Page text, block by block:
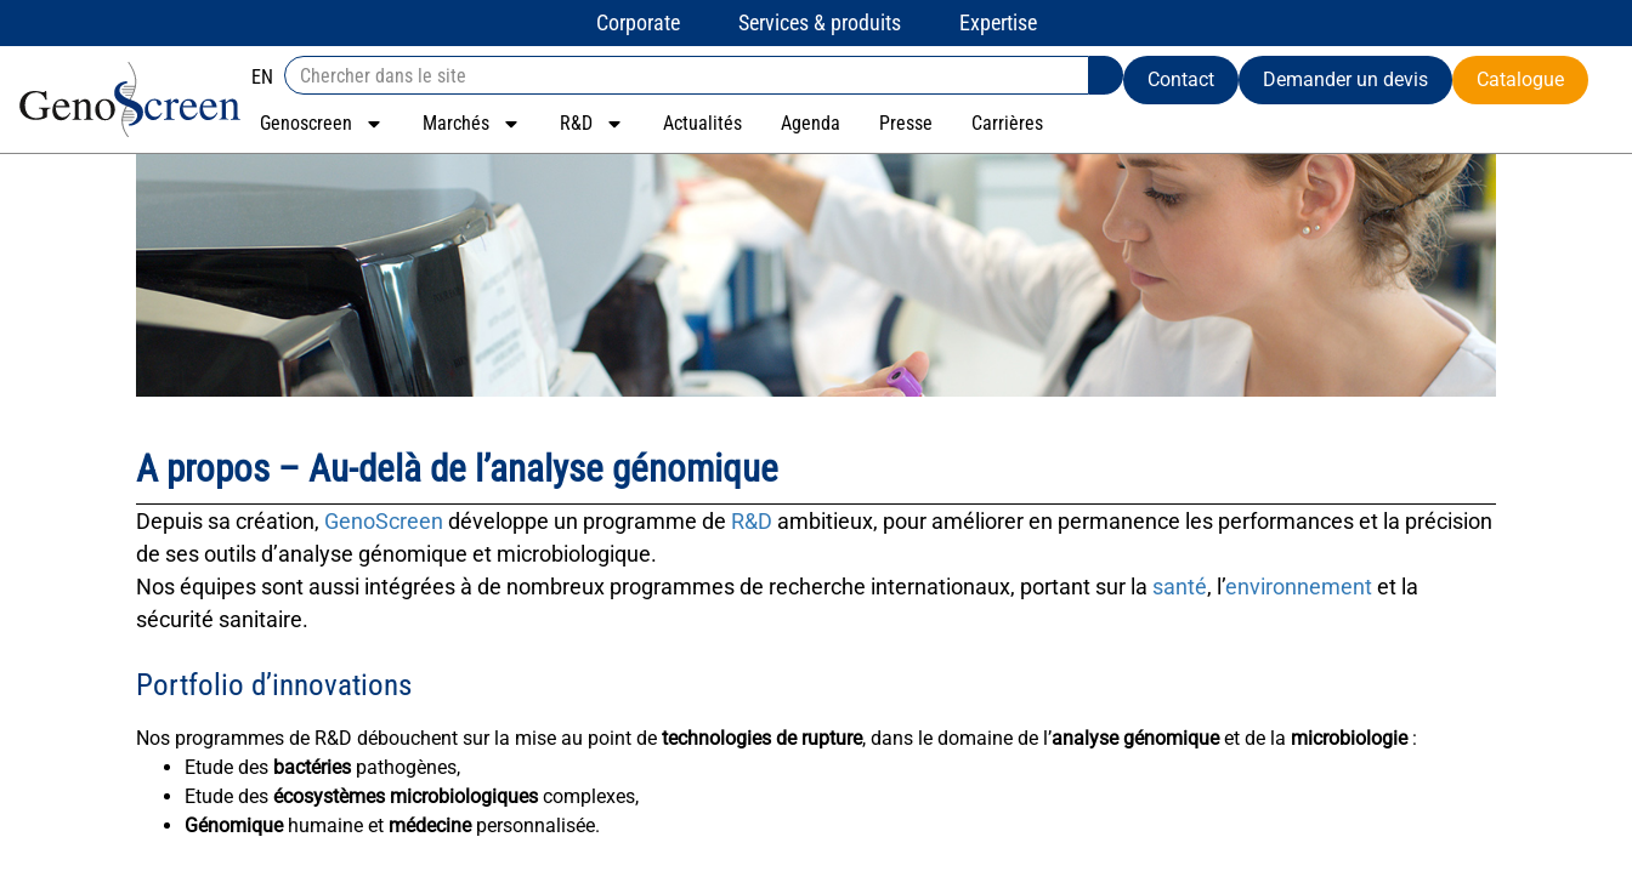
Corporate Services & produits Expertise
EN Contact Demander un devis
Catalogue
Genoscreen
Marchés R&D Actualités Agenda Presse Carrières
A propos – Au-delà de l’analyse génomique
Depuis sa création, GenoScreen développe un programme de R&D ambitieux, pour améliorer en permanence les performances et la précision
de ses outils d’analyse génomique et microbiologique.
Nos équipes sont aussi intégrées à de nombreux programmes de recherche internationaux, portant sur la santé, l’environnementet la
sécurité sanitaire.
Portfolio d’innovations
Nos programmes de R&D débouchent sur la mise au point de technologies de rupture, dans le domaine de l’analyse génomiqueet de la microbiologie:
Etude des bactéries pathogènes,
Etude des écosystèmes microbiologiques complexes,
Génomiquehumaine et médecinepersonnalisée.